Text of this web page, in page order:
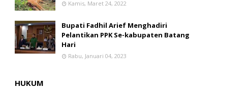
Kamis, Maret 24, 2022
Bupati Fadhil Arief Menghadiri
Pelantikan PPK Se-kabupaten Batang
Hari
Rabu, Januari 04, 2023
HUKUM